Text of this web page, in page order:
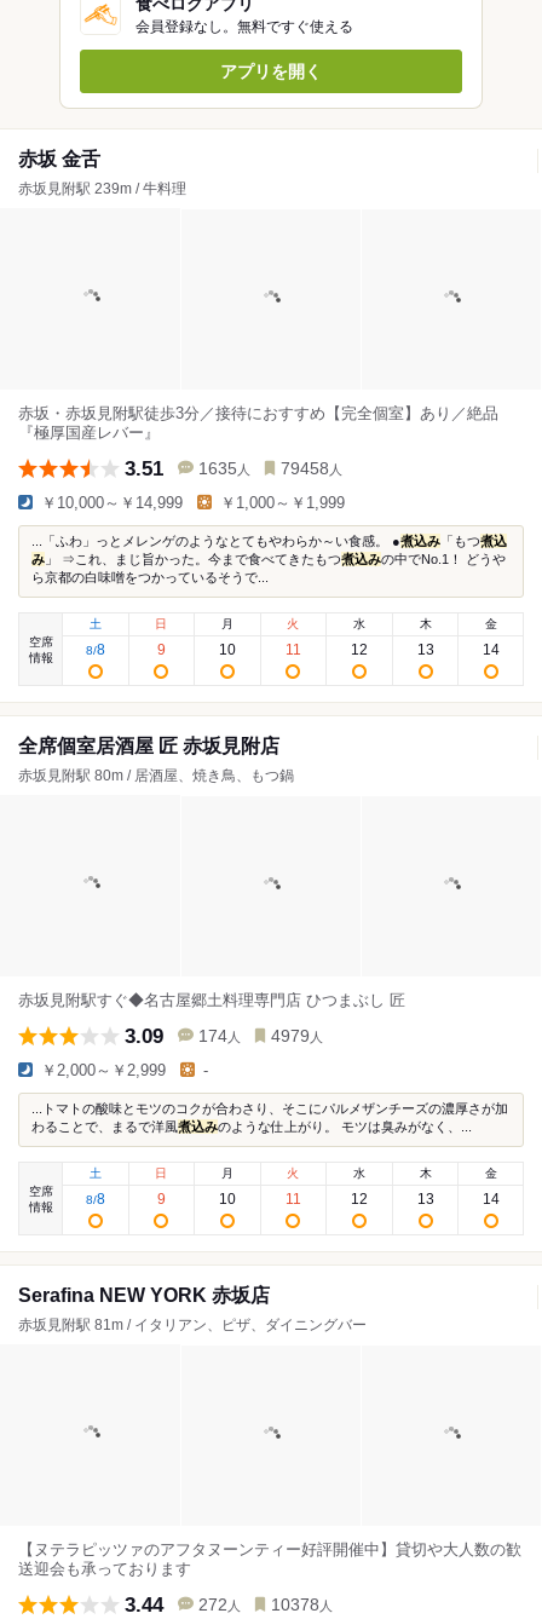
食べログアプリ
会員登録なし。無料ですぐ使える
アプリを開く
赤坂 金舌
赤坂見附駅 239m / 牛料理
赤坂・赤坂見附駅徒歩3分／接待におすすめ【完全個室】あり／絶品
『極厚国産レバー』
3.51 1635 人 79458 人
￥10,000～￥14,999 ￥1,000～￥1,999
...「ふわ」っとメレンゲのようなとてもやわらか～い食感。 ●煮込み 「もつ煮込
み 」 ⇒これ、まじ旨かった。今まで食べてきたもつ煮込みの中でNo.1！ どうや
ら京都の白味噌をつかっているそうで...
空席
情報
土
8/8
日
9
月
10
火
11
水
12
木
13
金
14
全席個室居酒屋 匠 赤坂見附店
赤坂見附駅 80m / 居酒屋、焼き鳥、もつ鍋
赤坂見附駅すぐ◆名古屋郷土料理専門店 ひつまぶし 匠
3.09 174 人 4979 人
￥2,000～￥2,999 -
...トマトの酸味とモツのコクが合わさり、そこにパルメザンチーズの濃厚さが加
わることで、まるで洋風煮込みのような仕上がり。 モツは臭みがなく、...
空席
情報
土
8/8
日
9
月
10
火
11
水
12
木
13
金
14
Serafina NEW YORK 赤坂店
赤坂見附駅 81m / イタリアン、ピザ、ダイニングバー
【ヌテラピッツァのアフタヌーンティー好評開催中】貸切や大人数の歓
送迎会も承っております
3.44 272 人 10378 人